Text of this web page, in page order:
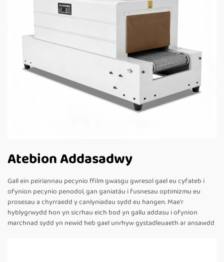
Atebion Addasadwy
Gall ein peiriannau pecynio ffilm gwasgu gwresol gael eu cyfateb i
ofynion pecynio penodol, gan ganiatáu i fusnesau optimizmu eu
prosesau a chyrraedd y canlyniadau sydd eu hangen. Mae'r
hyblygrwydd hon yn sicrhau eich bod yn gallu addasu i ofynion
marchnad sydd yn newid heb gael unrhyw gystadleuaeth ar ansawdd